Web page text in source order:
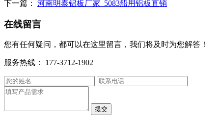
下一篇： 河南明泰铝板厂家_5083船用铝板直销
在线留言
您有任何疑问，都可以在这里留言，我们将及时为您解答！
服务热线： 177-3712-1902